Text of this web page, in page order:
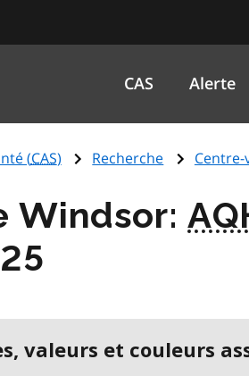
CAS Alerte
(CAS) Recherche
Windsor:
valeurs et couleurs